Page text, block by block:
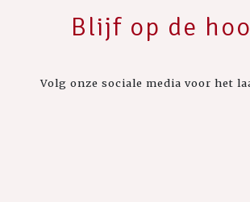
Blijf op de
Volg onze sociale media voor het